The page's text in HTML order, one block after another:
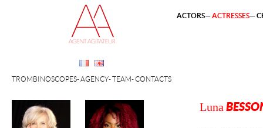
TROMBINOSCOPES AGENCY TEAM CONTACTS
ACTORS ACTRESSES
Luna